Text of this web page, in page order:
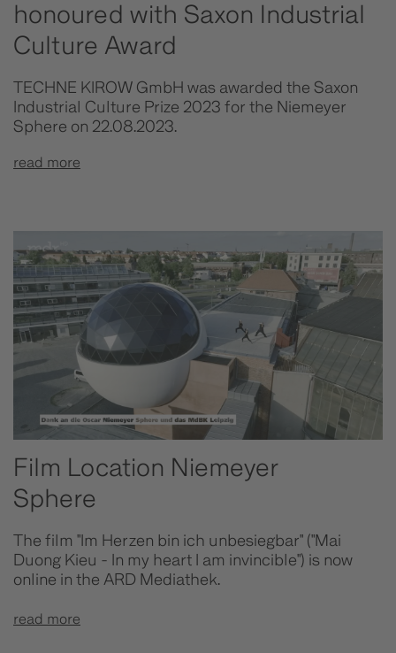
honoured with Saxon Industrial
Culture Award
TECHNE KIROW GmbH was awarded the Saxon
Industrial Culture Prize 2023 for the Niemeyer
Sphere on 22.08.2023.
read more
Film Location Niemeyer
Sphere
The film "Im Herzen bin ich unbesiegbar" ("Mai
Duong Kieu - In my heart I am invincible") is now
online in the ARD Mediathek.
read more